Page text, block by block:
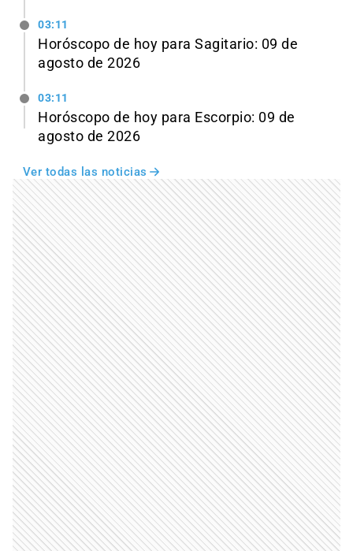
03:11
Horóscopo de hoy para Sagitario: 09 de
agosto de 2026
03:11
Horóscopo de hoy para Escorpio: 09 de
agosto de 2026
Ver todas las noticias